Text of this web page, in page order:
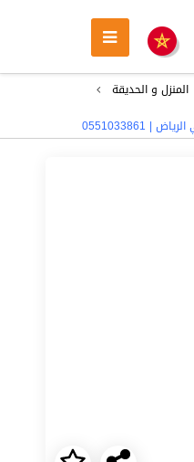
المنزل و الحديقة